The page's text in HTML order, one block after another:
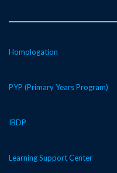
Homologation
PYP (Primary Years Program)
IBDP
Learning Support Center